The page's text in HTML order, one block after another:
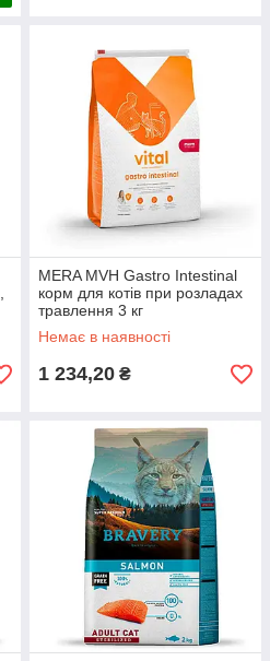
MERA MVH Gastro Intestinal
корм для котів при розладах
травлення 3 кг
Немає в наявності
1 234,20 ₴